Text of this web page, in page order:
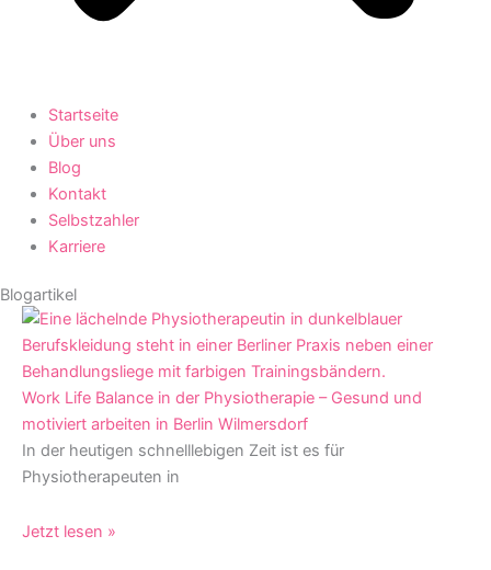
Startseite
Über uns
Blog
Kontakt
Selbstzahler
Karriere
Blogartikel
Work Life Balance in der Physiotherapie – Gesund und
motiviert arbeiten in Berlin Wilmersdorf
In der heutigen schnelllebigen Zeit ist es für
Physiotherapeuten in
Jetzt lesen »